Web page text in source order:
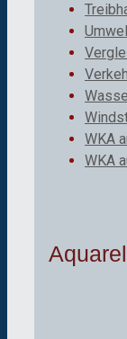
WKA
WKA